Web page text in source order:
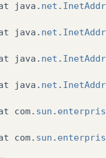
java . net .
java . net .
java . net .
java . net .
com. sun .
com. sun .